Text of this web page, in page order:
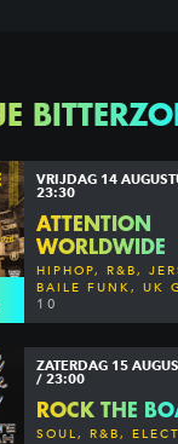
VRIJDAG 14
23:30
ATTENTION
WORLDWIDE
HIPHOP, R&B,
BAILE FUNK, UK
DANCEHALL &
10
ZATERDAG 15
/ 23:00
ROCK THE
SOUL, R&B,